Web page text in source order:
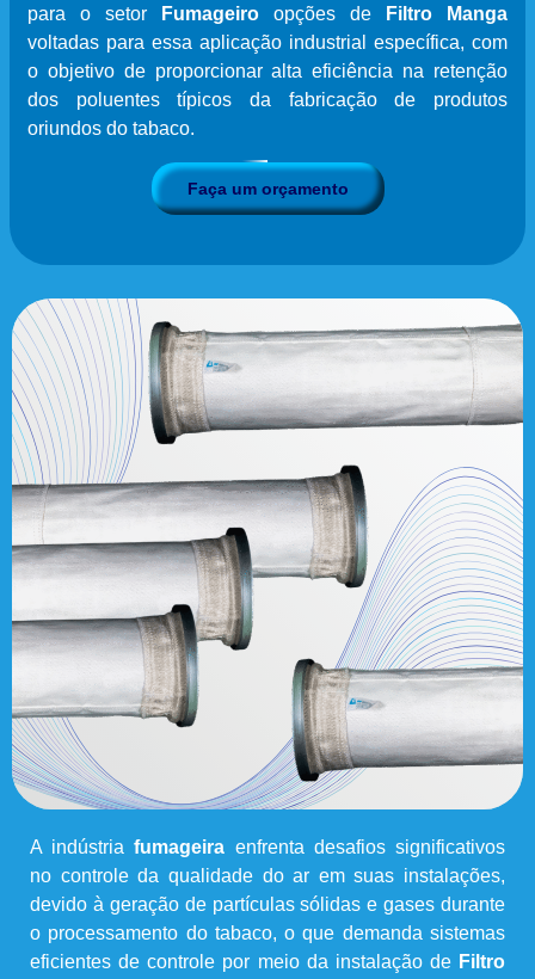
para o setor
Fumageiro opções de
Filtro Manga
voltadas para essa aplicação industrial específica, com
o objetivo de proporcionar alta eficiência na retenção
dos poluentes típicos da fabricação de produtos
oriundos do tabaco.
Faça um orçamento
A indústria fumageira enfrenta desafios significativos
no controle da qualidade do ar em suas instalações,
devido à geração de partículas sólidas e gases durante
o processamento do tabaco, o que demanda sistemas
eficientes de controle por meio da instalação de Filtro